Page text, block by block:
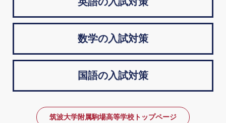
数学の入試対策
国語の入試対策
筑波大学附属駒場高等学校トップページ